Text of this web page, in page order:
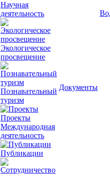
Научная
деятельность
Экологическое
просвещение
Познавательный
туризм
Проекты
Международная
деятельность
Публикации
Документы